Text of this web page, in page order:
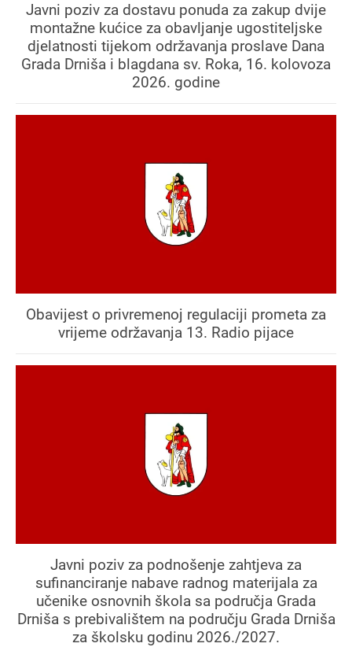
Javni poziv za dostavu ponuda za zakup dvije
montažne kućice za obavljanje ugostiteljske
djelatnosti tijekom održavanja proslave Dana
Grada Drniša i blagdana sv. Roka, 16. kolovoza
2026. godine
Obavijest o privremenoj regulaciji prometa za
vrijeme održavanja 13. Radio pijace
Javni poziv za podnošenje zahtjeva za
sufinanciranje nabave radnog materijala za
učenike osnovnih škola sa područja Grada
Drniša s prebivalištem na području Grada Drniša
za školsku godinu 2026./2027.